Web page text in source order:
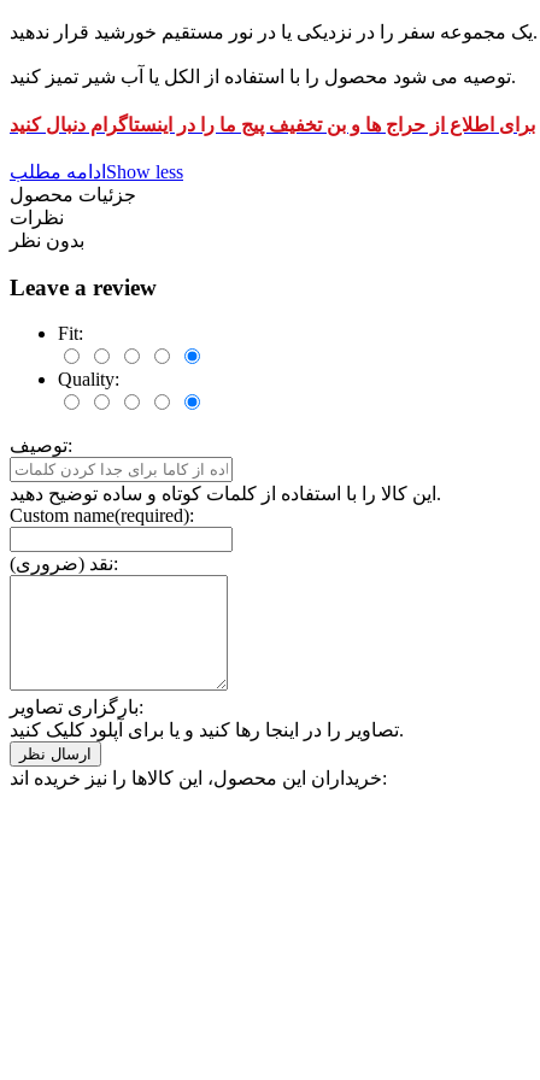
یک مجموعه سفر را در نزدیکی یا در نور مستقیم خورشید قرار ندهید.
توصیه می شود محصول را با استفاده از الکل یا آب شیر تمیز کنید.
برای اطلاع از حراج ها و بن تخفیف پیج ما را در اینستاگرام دنبال کنید
ادامه مطلب Show less
جزئیات محصول
نظرات
بدون نظر
Leave a review
Fit:
Quality:
توصیف:
این کالا را با استفاده از کلمات کوتاه و ساده توضیح دهید.
Custom name(required):
نقد (ضروری):
بارگزاری تصاویر:
تصاویر را در اینجا رها کنید و یا برای آپلود کلیک کنید.
خریداران این محصول، این کالاها را نیز خریده اند: